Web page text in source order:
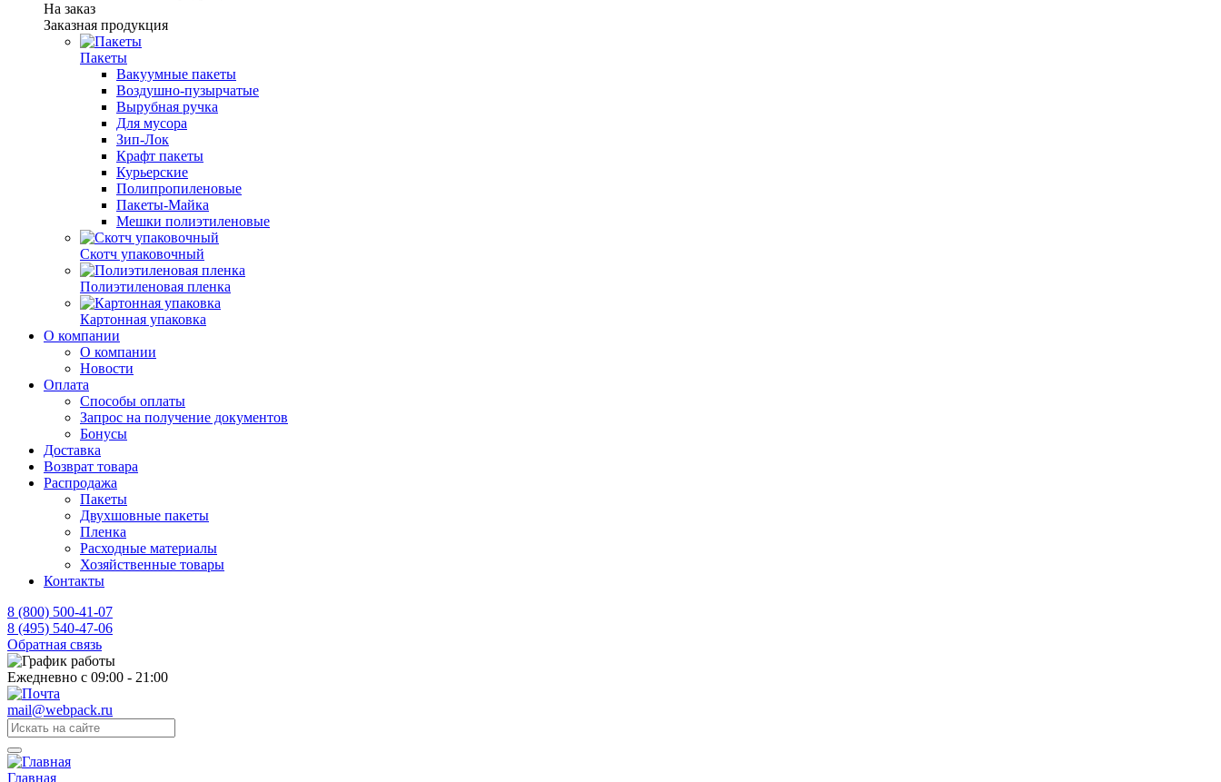
На заказ
Заказная продукция
Пакеты
Вакуумные пакеты
Воздушно-пузырчатые
Вырубная ручка
Для мусора
Зип-Лок
Крафт пакеты
Курьерские
Полипропиленовые
Пакеты-Майка
Мешки полиэтиленовые
Скотч упаковочный
Полиэтиленовая пленка
Картонная упаковка
О компании
О компании
Новости
Оплата
Способы оплаты
Запрос на получение документов
Бонусы
Доставка
Возврат товара
Распродажа
Пакеты
Двухшовные пакеты
Пленка
Расходные материалы
Хозяйственные товары
Контакты
8 (800) 500-41-07
8 (495) 540-47-06
Обратная связь
Ежедневно с 09:00 - 21:00
mail@webpack.ru
Главная